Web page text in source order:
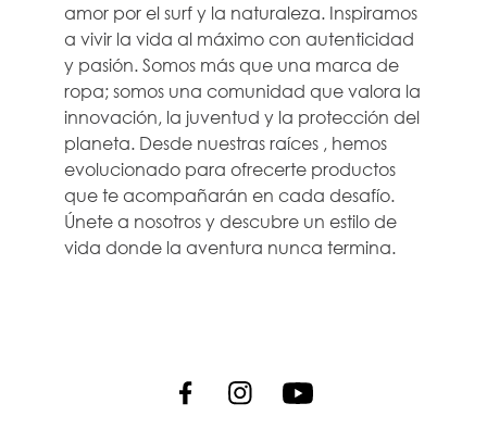
amor por el surf y la naturaleza. Inspiramos
a vivir la vida al máximo con autenticidad
y pasión. Somos más que una marca de
ropa; somos una comunidad que valora la
innovación, la juventud y la protección del
planeta. Desde nuestras raíces , hemos
evolucionado para ofrecerte productos
que te acompañarán en cada desafío.
Únete a nosotros y descubre un estilo de
vida donde la aventura nunca termina.